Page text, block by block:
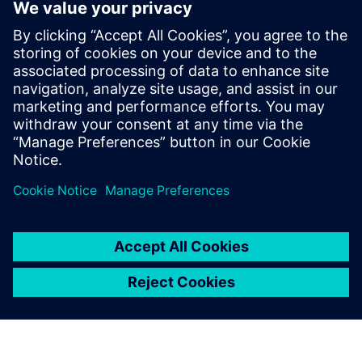
Dodatne informacije i resursi
MADE - Competence Center Industry 4.0: digitalna i održiva
tvornica
Preduvjeti